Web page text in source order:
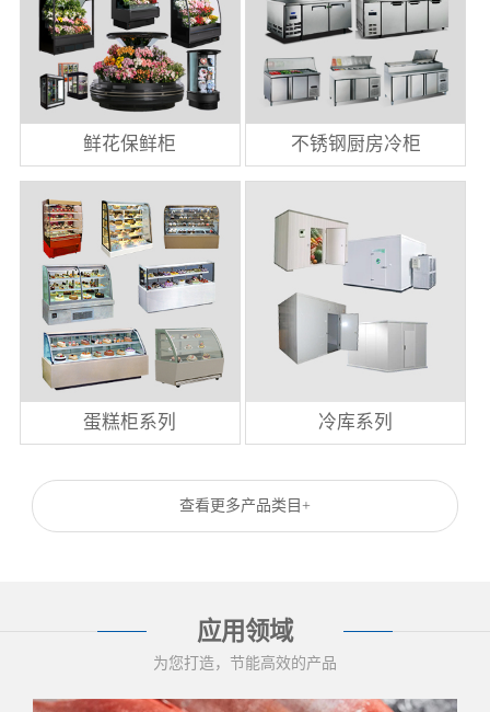
鲜花保鲜柜 不锈钢厨房冷柜
蛋糕柜系列 冷库系列
查看更多产品类目+
应用领域
为您打造，节能高效的产品